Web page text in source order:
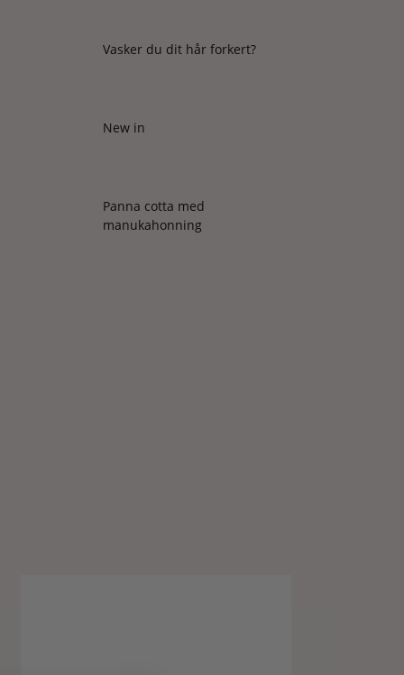
Vasker du dit hår forkert?
New in
Panna cotta med
manukahonning